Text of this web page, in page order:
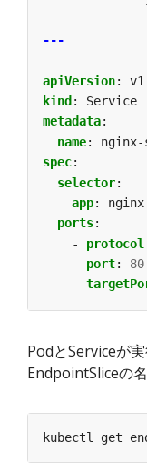
---
apiVersion:
v1
kind :
Service
metadata:
name:
spec:
selector:
app:
nginx
ports:
- protocol
port:
80
PodとServiceが
EndpointSliceの